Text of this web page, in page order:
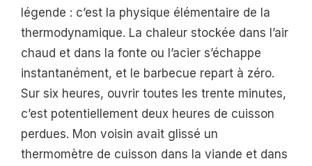
légende : c’est la physique élémentaire de la
thermodynamique. La chaleur stockée dans l’air
chaud et dans la fonte ou l’acier s’échappe
instantanément, et le barbecue repart à zéro.
Sur six heures, ouvrir toutes les trente minutes,
c’est potentiellement deux heures de cuisson
perdues. Mon voisin avait glissé un
thermomètre de cuisson dans la viande et dans